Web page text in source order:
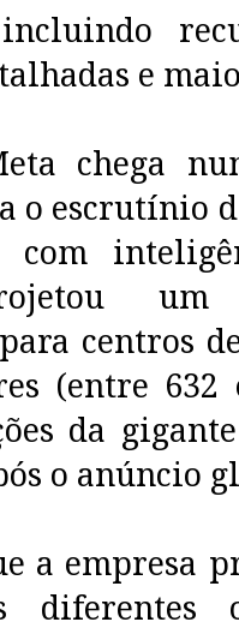
e
chega
o escrutínio
com
centros
(entre 632
da
o anúncio
a empresa
diferentes